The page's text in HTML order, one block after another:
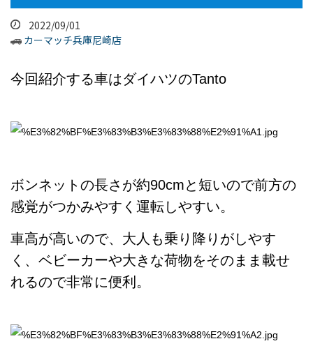
2022/09/01
カーマッチ兵庫尼崎店
今回紹介する車はダイハツのTanto
ボンネットの長さが約90cmと短いので前方の
感覚がつかみやすく運転しやすい。
車高が高いので、大人も乗り降りがしやす
く、ベビーカーや大きな荷物をそのまま載せ
れるので非常に便利。